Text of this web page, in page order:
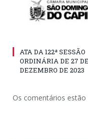
ATA DA 122ª SESSÃO
ORDINÁRIA DE 27 DE
DEZEMBRO DE 2023
Os comentários estão